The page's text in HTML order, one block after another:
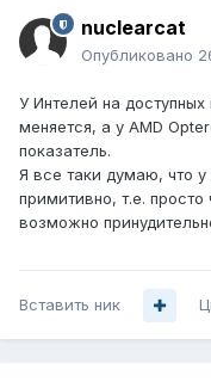
nuclearcat
Опубликовано
У Интелей на
меняется, а у AMD
показатель.
Я все таки думаю, что
примитивно, т.е.
возможно
Вставить ник